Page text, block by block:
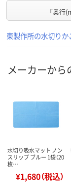
「奥行
東製作所の水切り
メーカーから
水切り吸水マット ノン
スリップ ブルー 1袋（20
枚…
¥1,680（税込）